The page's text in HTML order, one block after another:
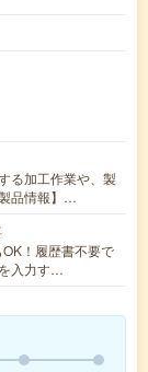
る加工作業や、製
品情報】…
！履歴書不要で
入力す…